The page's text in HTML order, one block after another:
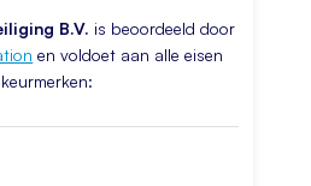
B.V. is beoordeeld door
en voldoet aan alle eisen